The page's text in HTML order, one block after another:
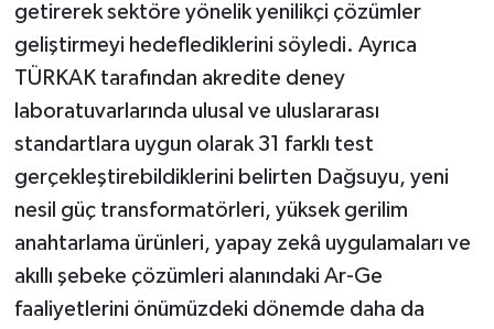
getirerek sektöre yönelik yenilikçi çözümler
geliştirmeyi hedeflediklerini söyledi. Ayrıca
TÜRKAK tarafından akredite deney
laboratuvarlarında ulusal ve uluslararası
standartlara uygun olarak 31 farklı test
gerçekleştirebildiklerini belirten Dağsuyu, yeni
nesil güç transformatörleri, yüksek gerilim
anahtarlama ürünleri, yapay zekâ uygulamaları ve
akıllı şebeke çözümleri alanındaki Ar-Ge
faaliyetlerini önümüzdeki dönemde daha da